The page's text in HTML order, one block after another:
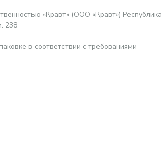
«Кравт» (ООО «Кравт») Республика
238
в соответствии с требованиями